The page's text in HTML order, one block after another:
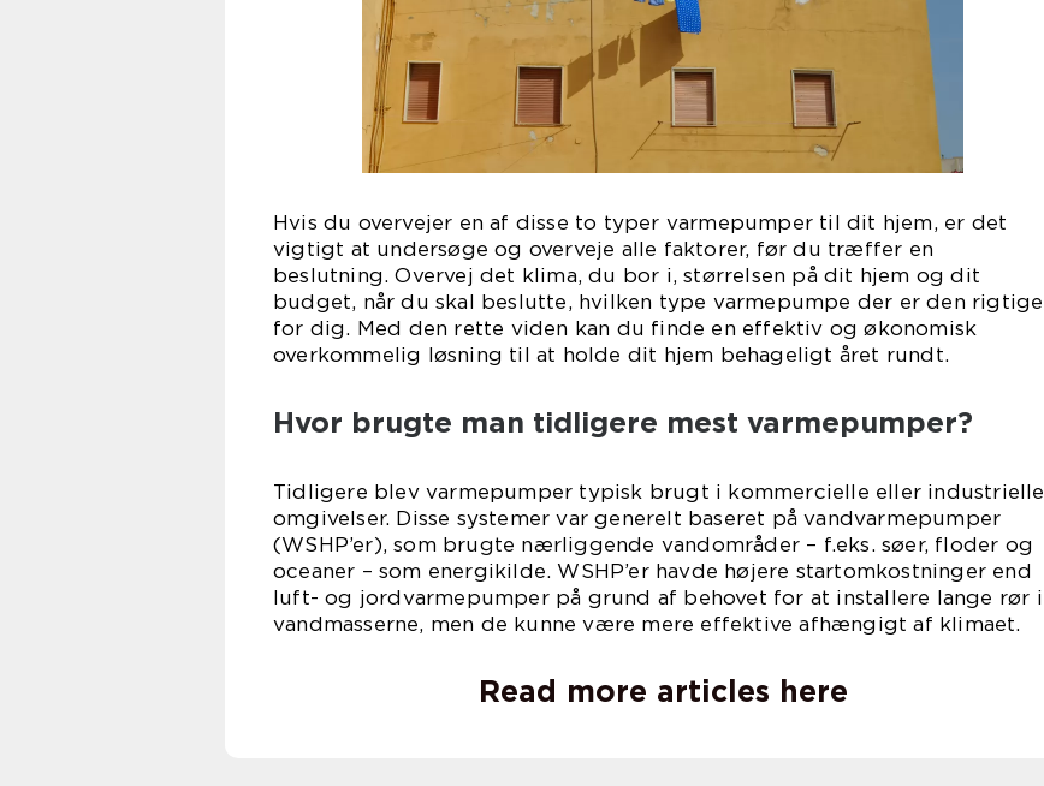
Hvis du overvejer en af disse to typer varmepumper til dit hjem, er det
vigtigt at undersøge og overveje alle faktorer, før du træffer en
beslutning. Overvej det klima, du bor i, størrelsen på dit hjem og dit
budget, når du skal beslutte, hvilken type varmepumpe der er den rigtige
for dig. Med den rette viden kan du finde en effektiv og økonomisk
overkommelig løsning til at holde dit hjem behageligt året rundt.
Hvor brugte man tidligere mest varmepumper?
Tidligere blev varmepumper typisk brugt i kommercielle eller industrielle
omgivelser. Disse systemer var generelt baseret på vandvarmepumper
(WSHP’er), som brugte nærliggende vandområder – f.eks. søer, floder og
oceaner – som energikilde. WSHP’er havde højere startomkostninger end
luft- og jordvarmepumper på grund af behovet for at installere lange rør i
vandmasserne, men de kunne være mere effektive afhængigt af klimaet.
Read more articles here